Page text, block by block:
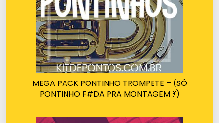
MEGA PACK PONTINHO TROMPETE – (SÓ
PONTINHO F#DA PRA MONTAGEM 💃)